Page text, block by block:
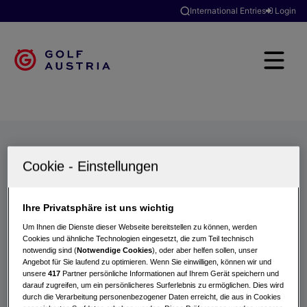
International Entries Login
Turniere
Ihre Privatsphäre ist uns wichtig
Um Ihnen die Dienste dieser Webseite bereitstellen zu können, werden
Cookies und ähnliche Technologien eingesetzt, die zum Teil technisch
notwendig sind (Notwendige Cookies), oder aber helfen sollen, unser
Angebot für Sie laufend zu optimieren. Wenn Sie einwilligen, können wir und
unsere417 Partner persönliche Informationen auf Ihrem Gerät speichern und
darauf zugreifen, um ein persönlicheres Surferlebnis zu ermöglichen. Dies wird
durch die Verarbeitung personenbezogener Daten erreicht, die aus in Cookies